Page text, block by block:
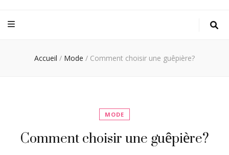
Accueil / Mode / Comment choisir une guêpière?
MODE
Comment choisir une guêpière?